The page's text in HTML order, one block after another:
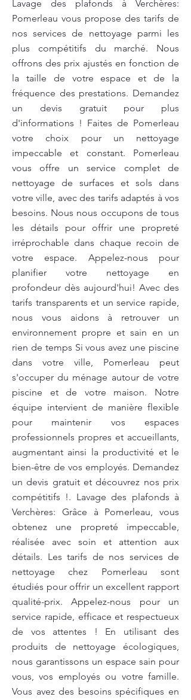
Lavage des plafonds à Verchères:
Pomerleau vous propose des tarifs de
nos services de nettoyage parmi les
plus compétitifs du marché. Nous
offrons des prix ajustés en fonction de
la taille de votre espace et de la
fréquence des prestations. Demandez
un devis gratuit pour plus
d'informations ! Faites de Pomerleau
votre choix pour un nettoyage
impeccable et constant. Pomerleau
vous offre un service complet de
nettoyage de surfaces et sols dans
votre ville, avec des tarifs adaptés à vos
besoins. Nous nous occupons de tous
les détails pour offrir une propreté
irréprochable dans chaque recoin de
votre espace. Appelez-nous pour
planifier votre nettoyage en
profondeur dès aujourd'hui! Avec des
tarifs transparents et un service rapide,
nous vous aidons à retrouver un
environnement propre et sain en un
rien de temps Si vous avez une piscine
dans votre ville, Pomerleau peut
s'occuper du ménage autour de votre
piscine et de votre maison. Notre
équipe intervient de manière flexible
pour maintenir vos espaces
professionnels propres et accueillants,
augmentant ainsi la productivité et le
bien-être de vos employés. Demandez
un devis gratuit et découvrez nos prix
compétitifs !. Lavage des plafonds à
Verchères: Grâce à Pomerleau, vous
obtenez une propreté impeccable,
réalisée avec soin et attention aux
détails. Les tarifs de nos services de
nettoyage chez Pomerleau sont
étudiés pour offrir un excellent rapport
qualité-prix. Appelez-nous pour un
service rapide, efficace et respectueux
de vos attentes ! En utilisant des
produits de nettoyage écologiques,
nous garantissons un espace sain pour
vous, vos employés ou votre famille.
Vous avez des besoins spécifiques en